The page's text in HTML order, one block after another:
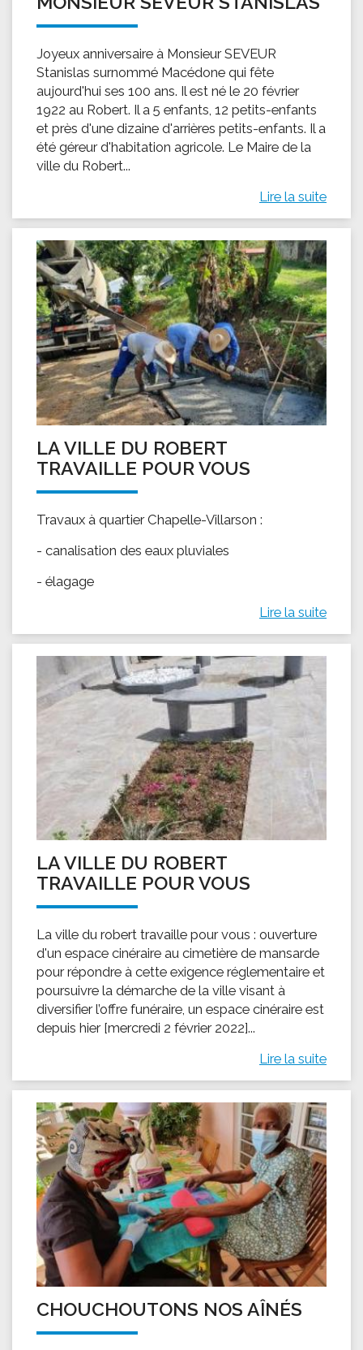
Joyeux anniversaire à Monsieur SEVEUR
Stanislas surnommé Macédone qui fête
aujourd'hui ses 100 ans. Il est né le 20 février
1922 au Robert. Il a 5 enfants, 12 petits-enfants
et près d'une dizaine d'arrières petits-enfants. Il a
été géreur d'habitation agricole. Le Maire de la
ville du Robert...
Lire la suite
LA VILLE DU ROBERT
TRAVAILLE POUR VOUS
Travaux à quartier Chapelle-Villarson :
- canalisation des eaux pluviales
- élagage
Lire la suite
LA VILLE DU ROBERT
TRAVAILLE POUR VOUS
La ville du robert travaille pour vous : ouverture
d'un espace cinéraire au cimetière de mansarde
pour répondre à cette exigence réglementaire et
poursuivre la démarche de la ville visant à
diversifier l’offre funéraire, un espace cinéraire est
depuis hier [mercredi 2 février 2022]...
Lire la suite
CHOUCHOUTONS NOS AÎNÉS